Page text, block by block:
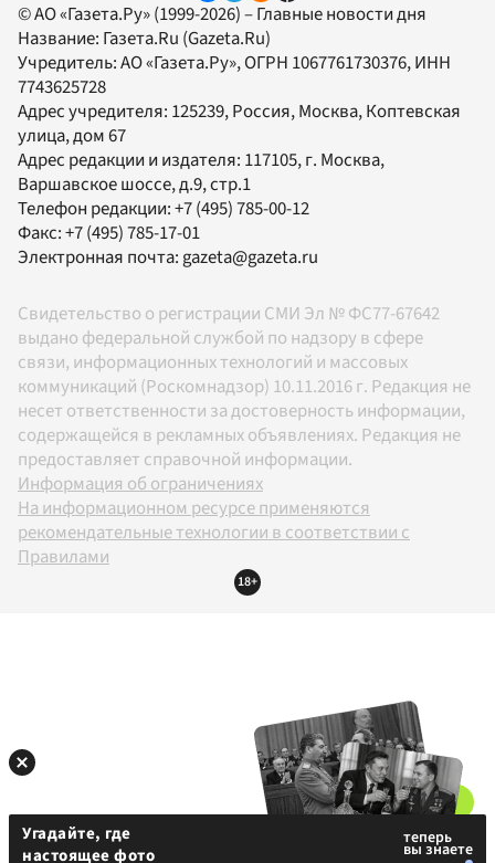
© АО «Газета.Ру» (1999-2026) – Главные новости дня
Название: Газета.Ru (Gazeta.Ru)
Учредитель:АО «Газета.Ру», ОГРН 1067761730376, ИНН
7743625728
Адрес учредителя: 125239, Россия, Москва, Коптевская
улица, дом 67
Адрес редакции и издателя: 117105, г. Москва,
Варшавское шоссе, д.9, стр.1
Телефон редакции:+7 (495) 785-00-12
Факс:+7 (495) 785-17-01
Электронная почта:gazeta@gazeta.ru
Свидетельство о регистрации СМИ Эл № ФС77-67642
выдано федеральной службой по надзору в сфере
связи, информационных технологий и массовых
коммуникаций (Роскомнадзор) 10.11.2016 г. Редакция не
несет ответственности за достоверность информации,
содержащейся в рекламных объявлениях. Редакция не
предоставляет справочной информации.
Информация об ограничениях
На информационном ресурсе применяются
рекомендательные технологии в соответствии с
Правилами
18+
Угадайте, где
настоящее фото